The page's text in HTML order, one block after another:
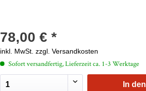
78,00 € *
inkl. MwSt.zzgl. Versandkosten
Sofort versandfertig, Lieferzeit ca. 1-3 Werktage
In den